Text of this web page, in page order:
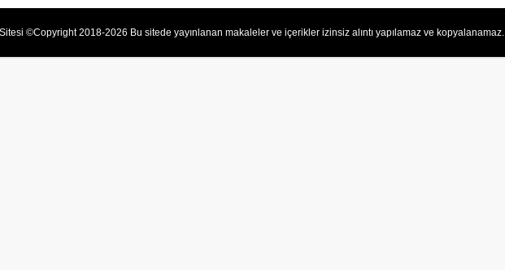
©Copyright 2018-2026 Bu sitede yayınlanan makaleler ve içerikler izinsiz alıntı yapılamaz ve kopyalanamaz.